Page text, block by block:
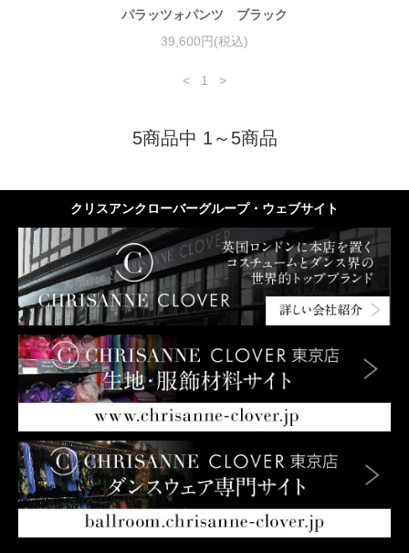
パラッツォパンツ ブラック
39,600円(税込)
< 1 >
5商品中 1～5商品
クリスアンクローバーグループ・ウェブサイト